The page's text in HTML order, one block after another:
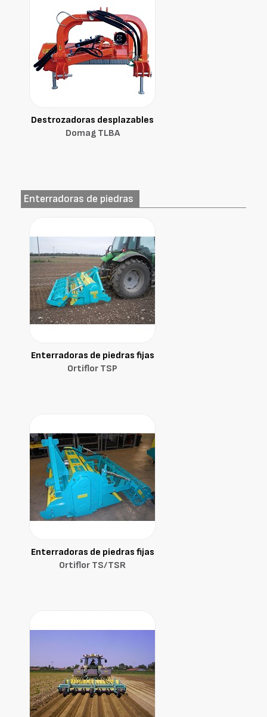
Destrozadoras desplazables
Domag TLBA
Enterradoras de piedras
Enterradoras de piedras fijas
Ortiflor TSP
Enterradoras de piedras fijas
Ortiflor TS/TSR